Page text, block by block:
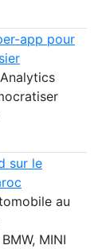
app pour
sur le
au
MINI